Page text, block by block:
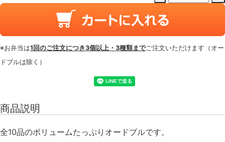
※お弁当は1回のご注文につき3個以上・3種類までご注文いただけます（オー
ドブルは除く）
商品説明
全10品のボリュームたっぷりオードブルです。